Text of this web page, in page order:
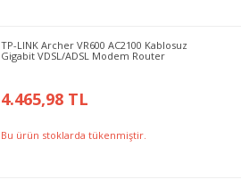
TP-LINK Archer VR600 AC2100 Kablosuz
Gigabit VDSL/ADSL Modem Router
4.465,98 TL
Bu ürün stoklarda tükenmiştir.